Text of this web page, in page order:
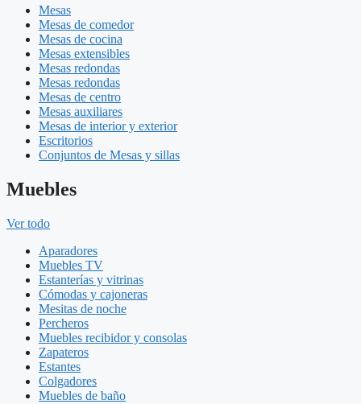
Mesas
Mesas de comedor
Mesas de cocina
Mesas extensibles
Mesas redondas
Mesas redondas
Mesas de centro
Mesas auxiliares
Mesas de interior y exterior
Escritorios
Conjuntos de Mesas y sillas
Muebles
Ver todo
Aparadores
Muebles TV
Estanterías y vitrinas
Cómodas y cajoneras
Mesitas de noche
Percheros
Muebles recibidor y consolas
Zapateros
Estantes
Colgadores
Muebles de baño